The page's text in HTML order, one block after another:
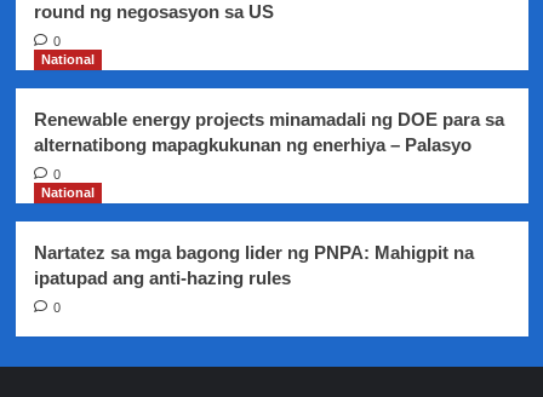
round ng negosasyon sa US
0
National
Renewable energy projects minamadali ng DOE para sa
alternatibong mapagkukunan ng enerhiya – Palasyo
0
National
Nartatez sa mga bagong lider ng PNPA: Mahigpit na
ipatupad ang anti-hazing rules
0